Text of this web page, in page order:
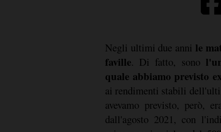
Negli ultimi due anni le
faville. Di fatto, sono
quale abbiamo previsto
ai rendimenti stabili
avevamo previsto, però,
dall'agosto 2021, con